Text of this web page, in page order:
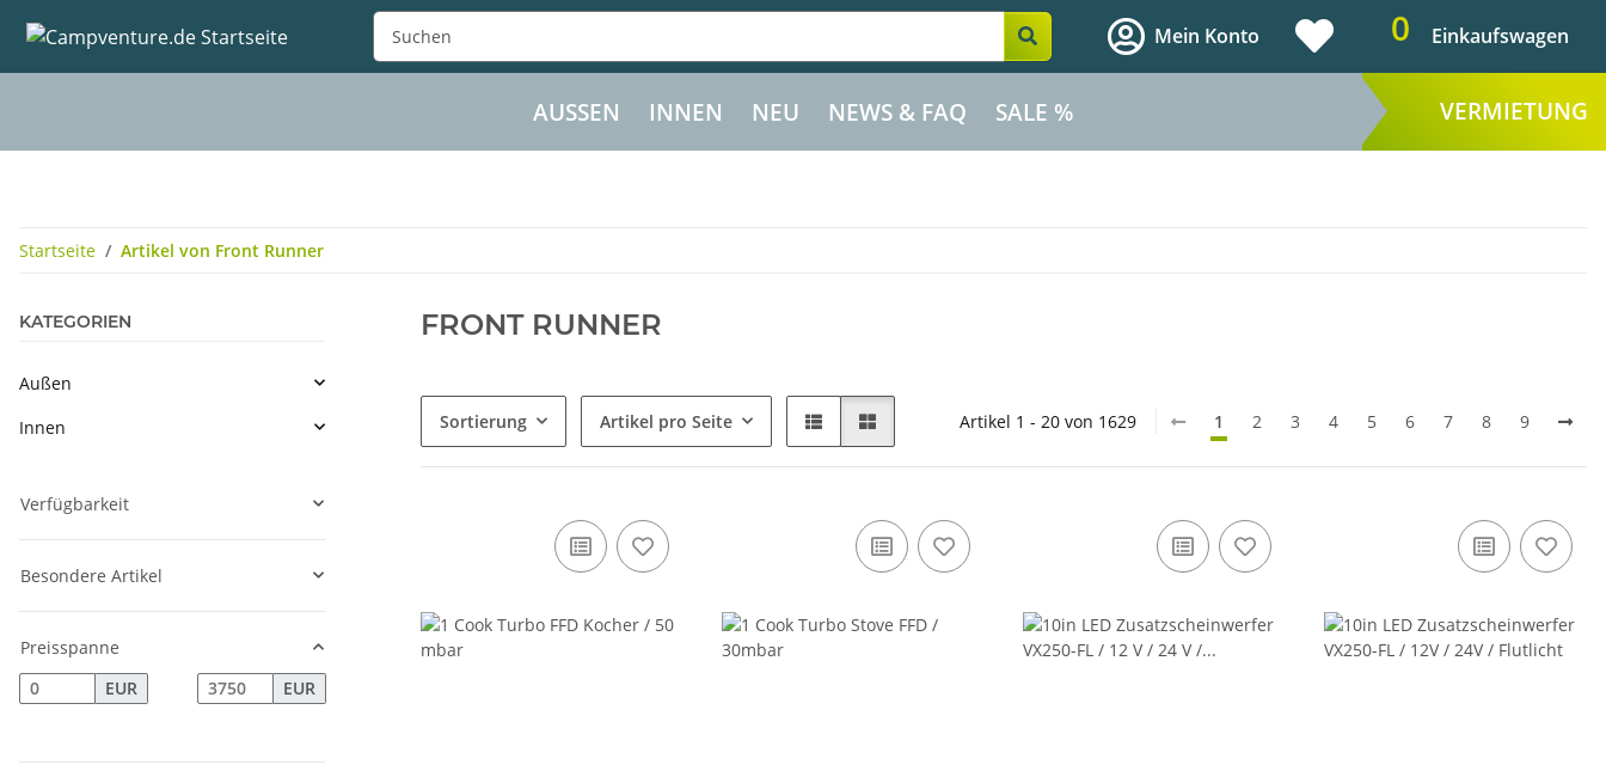
Mein Konto 0 Einkaufswagen
AUSSEN INNEN NEU NEWS & FAQ SALE % VERMIETUNG
Startseite Artikel von Front Runner
FRONT RUNNER
Sortierung Artikel pro Seite Artikel 1 - 20 von 1629 1 2 3 4 5 6 7 8 9
KATEGORIEN
Außen
Innen
Verfügbarkeit
Besondere Artikel
Preisspanne
EUR
EUR